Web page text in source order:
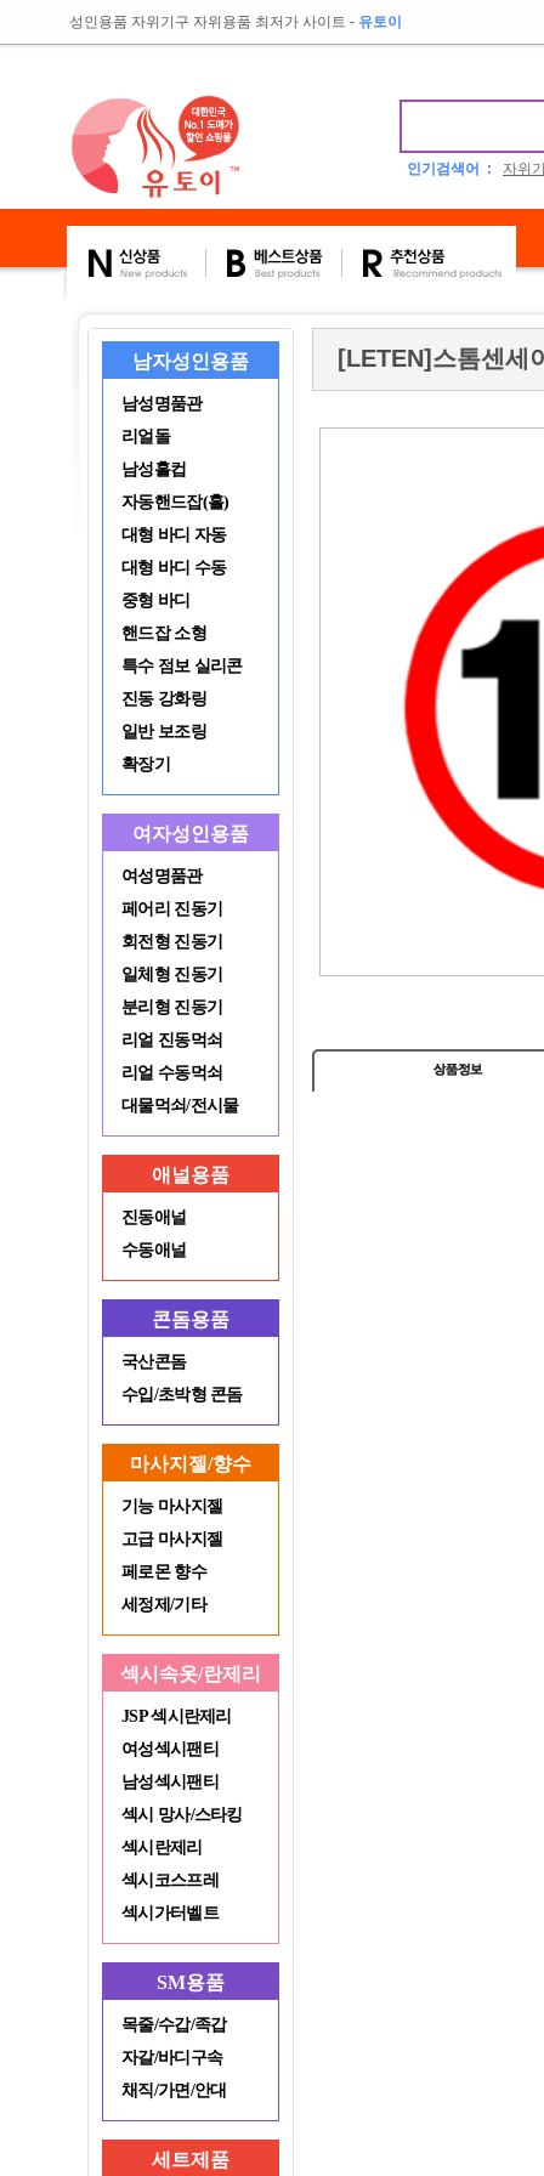
성인용품 자위기구 자위용품 최저가 사이트 - 유토이
인기검색어 : 자위
남자성인용품
남성명품관
리얼돌
남성홀컵
자동핸드잡(홀)
대형 바디 자동
대형 바디 수동
중형 바디
핸드잡 소형
특수 점보 실리콘
진동 강화링
일반 보조링
확장기
여자성인용품
여성명품관
페어리 진동기
회전형 진동기
일체형 진동기
분리형 진동기
리얼 진동먹쇠
리얼 수동먹쇠
대물먹쇠/전시물
애널용품
진동애널
수동애널
콘돔용품
국산콘돔
수입/초박형 콘돔
마사지젤/향수
기능 마사지젤
고급 마사지젤
페로몬 향수
세정제/기타
섹시속옷/란제리
JSP 섹시란제리
여성섹시팬티
남성섹시팬티
섹시 망사/스타킹
섹시란제리
섹시코스프레
섹시가터벨트
SM용품
목줄/수갑/족갑
자갈/바디구속
채직/가면/안대
세트제품
[LETEN]스톰센세